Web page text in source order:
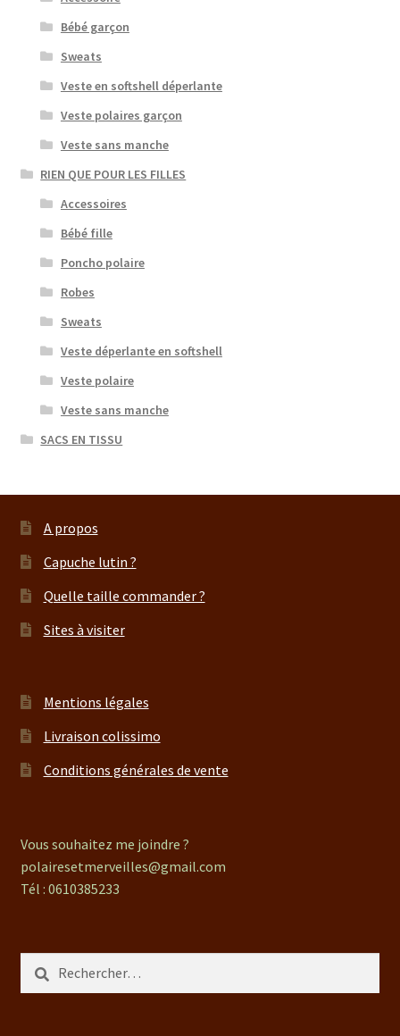
Bébé garçon
Sweats
Veste en softshell déperlante
Veste polaires garçon
Veste sans manche
RIEN QUE POUR LES FILLES
Accessoires
Bébé fille
Poncho polaire
Robes
Sweats
Veste déperlante en softshell
Veste polaire
Veste sans manche
SACS EN TISSU
A propos
Capuche lutin ?
Quelle taille commander ?
Sites à visiter
Mentions légales
Livraison colissimo
Conditions générales de vente
Vous souhaitez me joindre ?
polairesetmerveilles@gmail.com
Tél : 0610385233